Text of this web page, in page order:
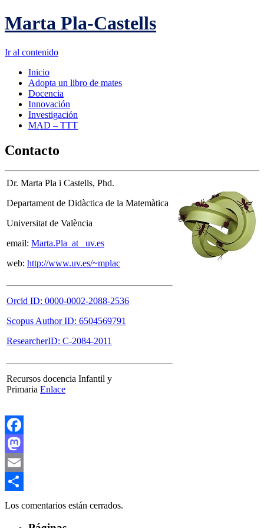
Marta Pla-Castells
Ir al contenido
Inicio
Adopta un libro de mates
Docencia
Innovación
Investigación
MAD – TTT
Contacto
Dr. Marta Pla i Castells, Phd.
Departament de Didàctica de la Matemàtica
Universitat de València
email: Marta.Pla_at_ uv.es
web: http://www.uv.es/~mplac
Orcid ID: 0000-0002-2088-2536
Scopus Author ID: 6504569791
ResearcherID: C-2084-2011
Recursos docencia Infantil y
Primaria Enlace
Facebook
Mastodon
Email
Compartir
Los comentarios están cerrados.